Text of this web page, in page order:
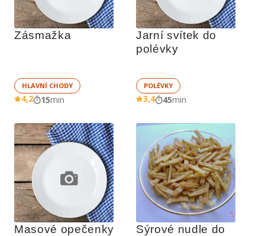
Zásmažka
HLAVNÍ CHODY
4,2 15min
Jarní svítek do
polévky
POLÉVKY
3,4 45min
Masové opečenky
Sýrové nudle do